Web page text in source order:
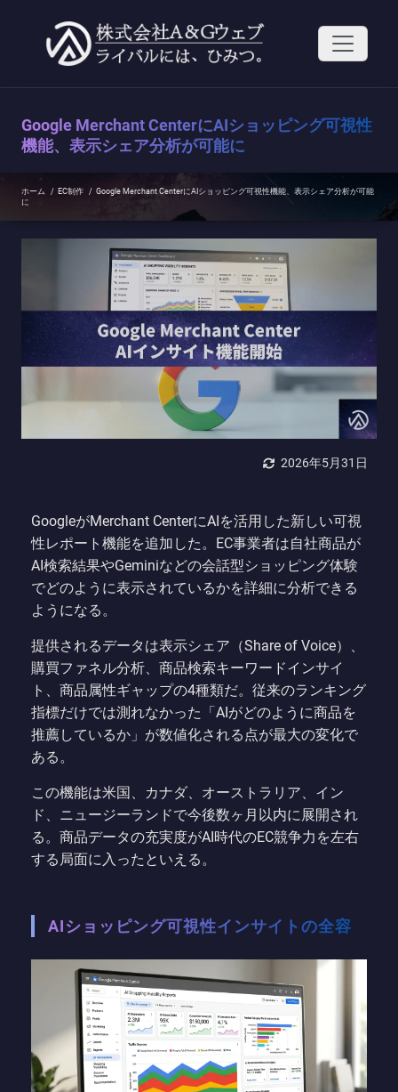
へ
Google Merchant CenterにAIショッピング可視性
機能、表示シェア分析が可能に
ホーム / EC制作 / Google Merchant CenterにAIショッピング可視性機能、表示シェア分析が可能
に
2026年5月31日
GoogleがMerchant CenterにAIを活用した新しい可視
性レポート機能を追加した。EC事業者は自社商品が
AI検索結果やGeminiなどの会話型ショッピング体験
でどのように表示されているかを詳細に分析できる
ようになる。
提供されるデータは表示シェア（Share of Voice）、
購買ファネル分析、商品検索キーワードインサイ
ト、商品属性ギャップの4種類だ。従来のランキング
指標だけでは測れなかった「AIがどのように商品を
推薦しているか」が数値化される点が最大の変化で
ある。
この機能は米国、カナダ、オーストラリア、イン
ド、ニュージーランドで今後数ヶ月以内に展開され
る。商品データの充実度がAI時代のEC競争力を左右
する局面に入ったといえる。
AIショッピング可視性インサイトの全容